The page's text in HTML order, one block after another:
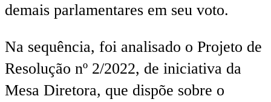
demais parlamentares em seu voto.
Na sequência, foi analisado o Projeto de
Resolução nº 2/2022, de iniciativa da
Mesa Diretora, que dispõe sobre o